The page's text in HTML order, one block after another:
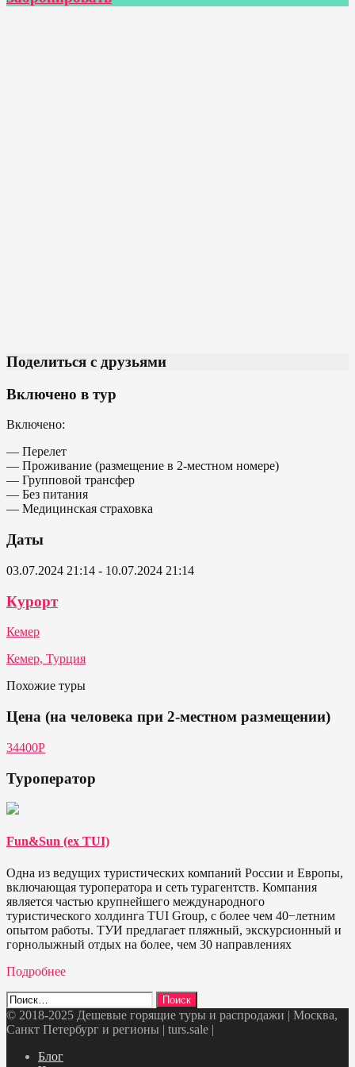
Поделиться с друзьями
Включено в тур
Включено:
— Перелет
— Проживание (размещение в 2-местном номере)
— Групповой трансфер
— Без питания
— Медицинская страховка
Даты
03.07.2024 21:14 - 10.07.2024 21:14
Курорт
Кемер
Кемер, Турция
Похожие туры
Цена (на человека при 2-местном размещении)
34400Р
Туроператор
Fun&Sun (ex TUI)
Одна из ведущих туристических компаний России и Европы,
включающая туроператора и сеть турагентств. Компания
является частью крупнейшего международного
туристического холдинга TUI Group, с более чем 40−летним
опытом работы. ТУИ предлагает пляжный, экскурсионный и
горнолыжный отдых на более, чем 30 направлениях
Подробнее
Найти:
© 2018-2025 Дешевые горящие туры и распродажи | Москва,
Санкт Петербург и регионы | turs.sale |
Блог